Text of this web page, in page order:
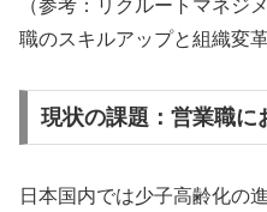
（参考：リクルートマネジ
職のスキルアップと組織変革
現状の課題：営業職に
日本国内では少子高齢化の